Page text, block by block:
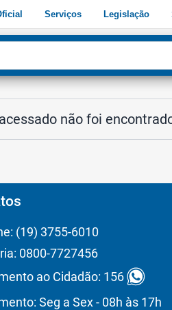
Serviços Legislação
não foi
(19) 3755-6010
0800-7727456
ao Cidadão: 156
Seg a Sex - 08h às 17h